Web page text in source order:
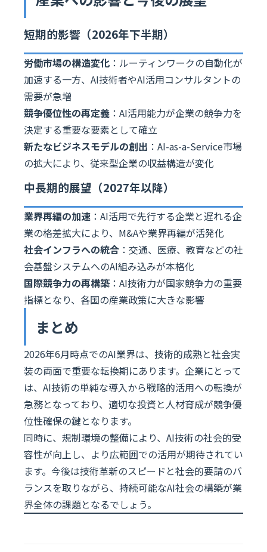
短期的影響（2026年下半期）
労働市場の構造変化 ：ルーティンワークの自動化が
加速する一方、AI技術者やAI活用コンサルタントの
需要が急増
競争優位性の再定義 ：AI活用能力が企業の競争力を
決定する重要な要素として確立
新たなビジネスモデルの創出 ：AI-as-a-Service市場
の拡大により、従来型企業の収益構造が変化
中長期的展望（2027年以降）
業界再編の加速 ：AI活用で先行する企業と遅れる企
業の格差拡大により、M&Aや業界再編が活発化
社会インフラへの統合 ：交通、医療、教育などの社
会基盤システムへのAI組み込みが本格化
国際競争力の再構築 ：AI技術力が国家競争力の重要
指標となり、各国の産業政策に大きな影響
まとめ
2026年6月時点でのAI業界は、技術的成熟と社会実
装の両面で重要な転換期にあります。企業にとって
は、AI技術の単純な導入から戦略的活用への転換が
急務となっており、適切な投資と人材育成が競争優
位性確保の鍵となります。
同時に、規制環境の整備により、AI技術の社会的受
容性が向上し、より広範囲での活用が期待されてい
ます。今後は技術革新のスピードと社会的要請のバ
ランスを取りながら、持続可能なAI社会の構築が業
界全体の課題となるでしょう。